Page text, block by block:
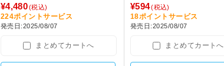
¥4,480(税込)
224ポイントサービス
発売日:2025/08/07
まとめてカートへ
¥594(税込)
18ポイントサービス
発売日:2025/08/07
まとめてカートへ